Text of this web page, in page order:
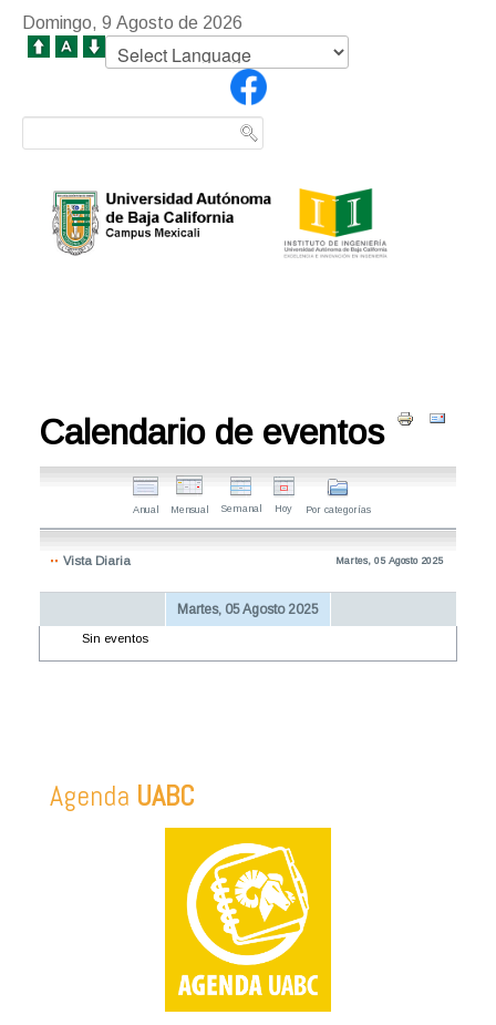
Domingo, 9 Agosto de 2026
Calendario de eventos
Anual Mensual Semanal Hoy Por categorías
Vista Diaria Martes, 05 Agosto 2025
Martes, 05 Agosto 2025
Sin eventos
Agenda UABC